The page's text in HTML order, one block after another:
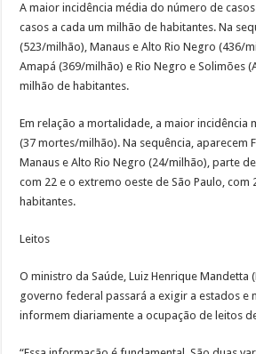
A maior incidência média do número de
casos a cada um milhão de habitantes. Na
(523/milhão), Manaus e Alto Rio Negro (436/
Amapá (369/milhão) e Rio Negro e Solimões
milhão de habitantes.
Em relação a mortalidade, a maior incidência
(37 mortes/milhão). Na sequência, aparecem
Manaus e Alto Rio Negro (24/milhão), parte
com 22 e o extremo oeste de São Paulo, com
habitantes.
Leitos
O ministro da Saúde, Luiz Henrique Mandetta
governo federal passará a exigir a estados e
informem diariamente a ocupação de leitos